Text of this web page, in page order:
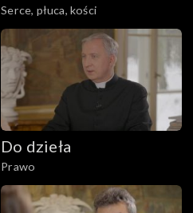
Serce, płuca, kości
Do dzieła
Prawo